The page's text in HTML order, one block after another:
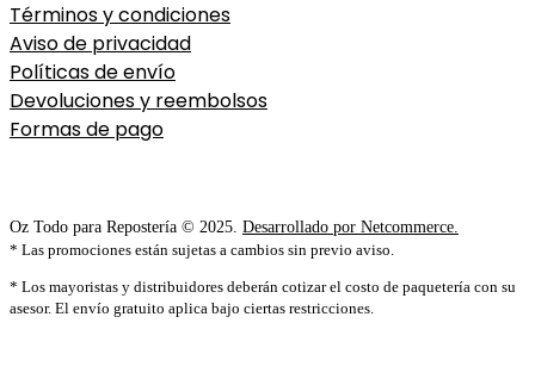
Términos y condiciones
Aviso de privacidad
Políticas de envío
Devoluciones y reembolsos
Formas de pago
Oz Todo para Repostería © 2025. Desarrollado por Netcommerce.
* Las promociones están sujetas a cambios sin previo aviso.
* Los mayoristas y distribuidores deberán cotizar el costo de paquetería con su
asesor. El envío gratuito aplica bajo ciertas restricciones.